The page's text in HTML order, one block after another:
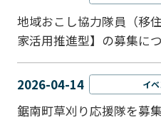
地域おこし協力隊員（移
家活用推進型】の募集に
2026-04-14 イ
鋸南町草刈り応援隊を募